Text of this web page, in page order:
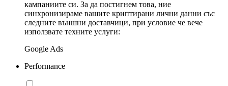
кампаниите си. За да постигнем това, ние
синхронизираме вашите криптирани лични данни със
следните външни доставчици, при условие че вече
използвате техните услуги:
Google Ads
Performance